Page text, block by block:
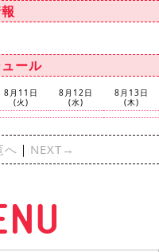
ール
8月11日
(火)
8月12日
(水)
8月13日
(木)
へ ｜ NEXT→